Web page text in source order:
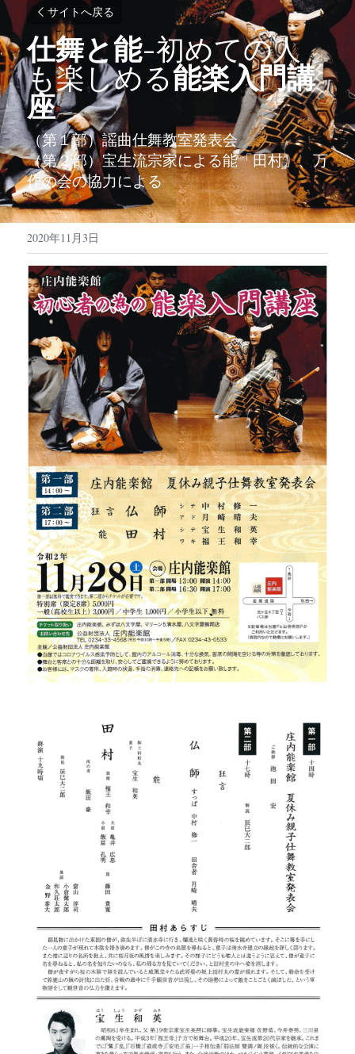
サイトへ戻る
仕舞と能-初めての人
も楽しめる能楽入門講
座
（第１部）謡曲仕舞教室発表会
（第２部）宝生流宗家による能「田村」、万
作の会の協力による
2020年11月3日